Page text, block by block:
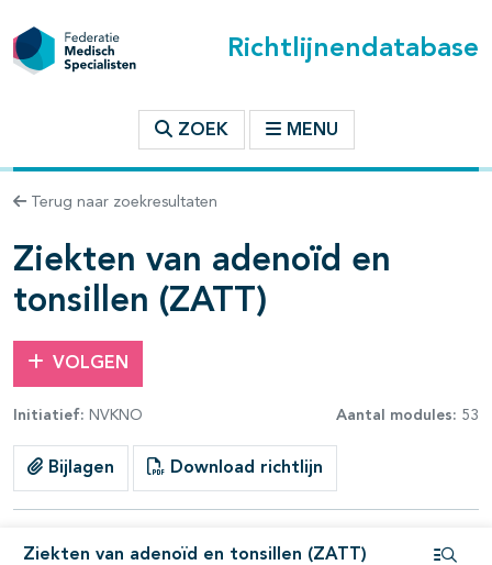
Richtlijnendatabase
ZOEK MENU
Terug naar zoekresultaten
Ziekten van adenoïd en
tonsillen (ZATT)
VOLGEN
Initiatief: NVKNO Aantal modules: 53
Bijlagen Download richtlijn
Ziekten van adenoïd en tonsillen (ZATT)
binnen deze richtlijn
open- en dichtklappen